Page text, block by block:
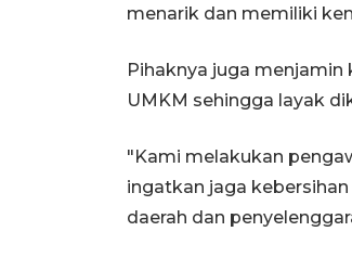
menarik dan memiliki
Pihaknya juga
UMKM sehingga layak
"Kami melakukan
ingatkan jaga
daerah dan